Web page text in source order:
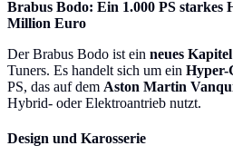
Brabus Bodo: Ein 1.000 PS starkes
Million Euro
Der Brabus Bodo ist ein neues Kapitel
Tuners. Es handelt sich um ein Hyper-
PS, das auf dem Aston Martin
Hybrid- oder Elektroantrieb nutzt.
Design und Karosserie